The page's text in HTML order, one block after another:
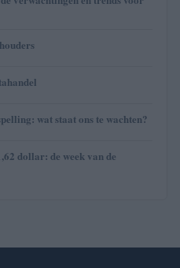
wat staat ons te wachten?
dollar: de week van de